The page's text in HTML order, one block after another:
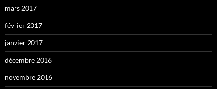
mars 2017
février 2017
janvier 2017
décembre 2016
novembre 2016